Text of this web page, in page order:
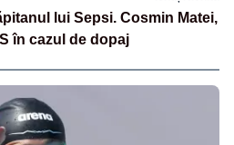
lui Sepsi. Cosmin Matei,
în cazul de dopaj